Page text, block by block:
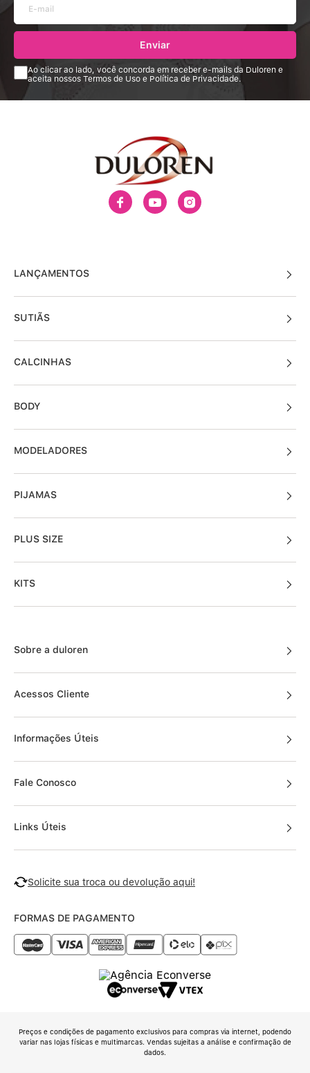
Enviar
Ao clicar ao lado, você concorda em receber e-mails da Duloren e
aceita nossos Termos de Uso e Política de Privacidade.
LANÇAMENTOS
SUTIÃS
CALCINHAS
BODY
MODELADORES
PIJAMAS
PLUS SIZE
KITS
Sobre a duloren
Acessos Cliente
Informações Úteis
Fale Conosco
Links Úteis
Solicite sua troca ou devolução aqui!
FORMAS DE PAGAMENTO
Preços e condições de pagamento exclusivos para compras via internet, podendo
variar nas lojas físicas e multimarcas. Vendas sujeitas a análise e confirmação de
dados.